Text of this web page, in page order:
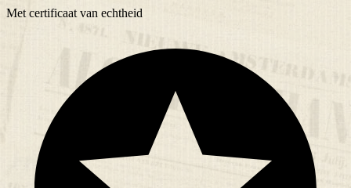
Met certificaat van echtheid